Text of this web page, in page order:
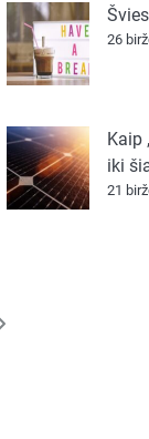
26
Kaip
iki
21